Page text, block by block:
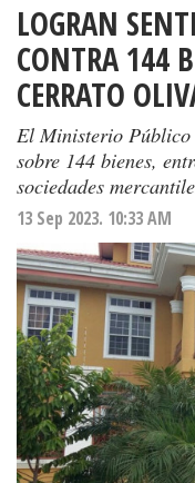
LOGRAN
CONTRA 144
CERRATO
El Ministerio
sobre 144 bienes,
sociedades
13 Sep 2023. 10:33 AM